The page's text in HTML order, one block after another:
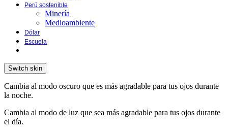
Perú sostenible
Minería
Medioambiente
Dólar
Escuela
Switch skin
Cambia al modo oscuro que es más agradable para tus ojos durante
la noche.
Cambia al modo de luz que sea más agradable para tus ojos durante
el día.